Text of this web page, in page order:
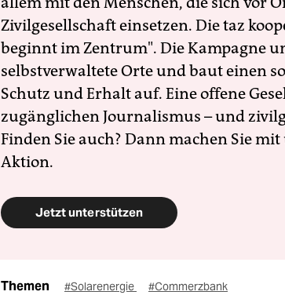
Zivilgesellschaft einsetzen. Die taz
beginnt im Zentrum". Die Kampagne
selbstverwaltete Orte und baut einen
Schutz und Erhalt auf. Eine offene
zugänglichen Journalismus – und
Finden Sie auch? Dann machen Sie
Aktion.
Jetzt unterstützen
Themen #Solarenergie #Commerzbank